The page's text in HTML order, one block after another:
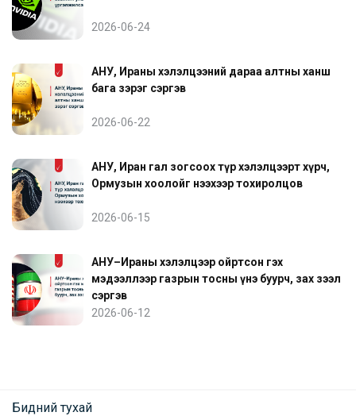
2026-06-24
АНУ, Ираны хэлэлцээний дараа алтны ханш
бага зэрэг сэргэв
2026-06-22
АНУ, Иран гал зогсоох түр хэлэлцээрт хүрч,
Ормузын хоолойг нээхээр тохиролцов
2026-06-15
АНУ–Ираны хэлэлцээр ойртсон гэх
мэдээллээр газрын тосны үнэ буурч, зах зээл
сэргэв
2026-06-12
Бидний тухай